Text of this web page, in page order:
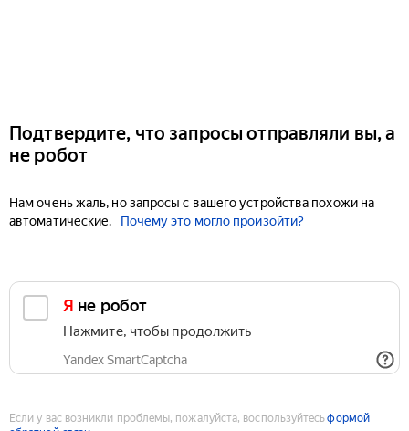
Подтвердите, что запросы отправляли вы, а
не робот
Нам очень жаль, но запросы с вашего устройства похожи на
автоматические.
Почему это могло произойти?
Я не робот
Нажмите, чтобы продолжить
Yandex SmartCaptcha
Если у вас возникли проблемы, пожалуйста, воспользуйтесьформой